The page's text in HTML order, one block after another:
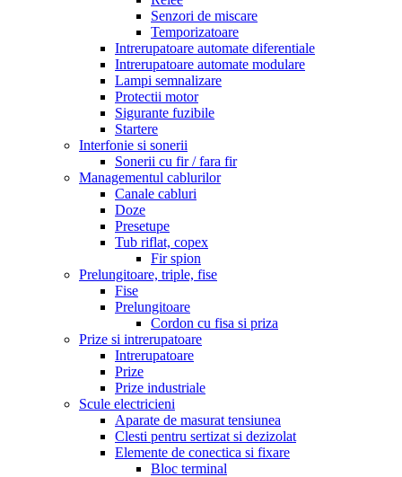
Senzori de miscare
Temporizatoare
Intrerupatoare automate diferentiale
Intrerupatoare automate modulare
Lampi semnalizare
Protectii motor
Sigurante fuzibile
Startere
Interfonie si sonerii
Sonerii cu fir / fara fir
Managementul cablurilor
Canale cabluri
Doze
Presetupe
Tub riflat, copex
Fir spion
Prelungitoare, triple, fise
Fise
Prelungitoare
Cordon cu fisa si priza
Prize si intrerupatoare
Intrerupatoare
Prize
Prize industriale
Scule electricieni
Aparate de masurat tensiunea
Clesti pentru sertizat si dezizolat
Elemente de conectica si fixare
Bloc terminal